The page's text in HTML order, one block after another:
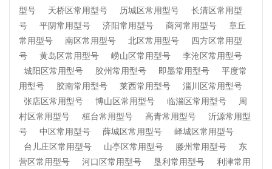
型号
天桥区常用型号 历城区常用型号
长清区常用型
号
平阴常用型号 济阳常用型号 商河常用型号
章丘
常用型号
南区常用型号 北区常用型号
四方区常用型
号
黄岛区常用型号 崂山区常用型号
李沧区常用型号
城阳区常用型号
胶州常用型号 即墨常用型号
平度常
用型号
胶南常用型号 莱西常用型号
淄川区常用型号
张店区常用型号
博山区常用型号 临淄区常用型号
周
村区常用型号
桓台常用型号 高青常用型号
沂源常用型
号
中区常用型号 薛城区常用型号
峄城区常用型号
台儿庄区常用型号
山亭区常用型号 滕州常用型号
东
营区常用型号
河口区常用型号 垦利常用型号
利津常用